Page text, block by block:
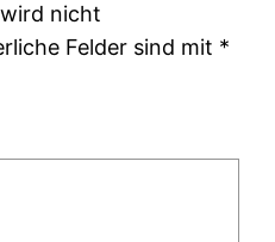
nicht
Felder sind mit *